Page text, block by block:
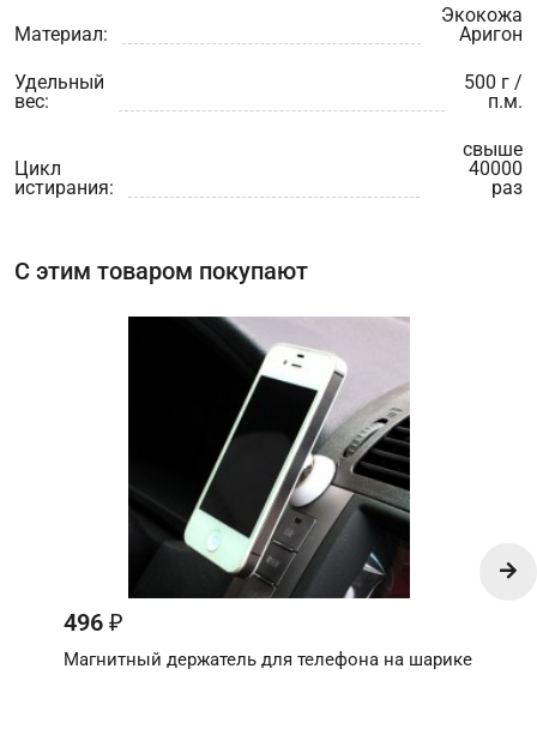
Материал:
Экокожа
Аригон
Удельный
вес:
500 г /
п.м.
Цикл
истирания:
свыше
40000
раз
С этим товаром покупают
496 ₽
Магнитный держатель для телефона на шарике